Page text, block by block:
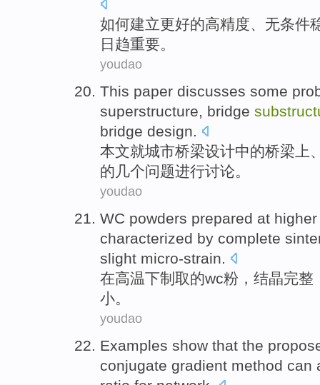
如何建立更好的高精度、 无条件
日趋重要。
youdao
This paper discusses some
superstructure, bridge
bridge design.
本文就城市桥梁设计中的桥梁上
的 几个问题进行讨论。
youdao
WC powders prepared at
characterized by complete
slight micro-strain.
在高温下制取的wc粉 ，结晶完整
小。
youdao
Examples show that the
conjugate gradient method can